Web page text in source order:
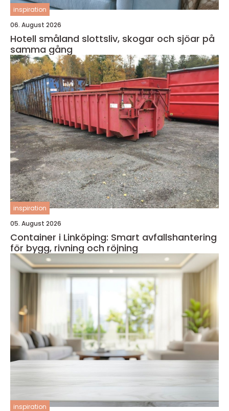
inspiration
06. August 2026
Hotell småland slottsliv, skogar och sjöar på
samma gång
inspiration
05. August 2026
Container i Linköping: Smart avfallshantering
för bygg, rivning och röjning
inspiration